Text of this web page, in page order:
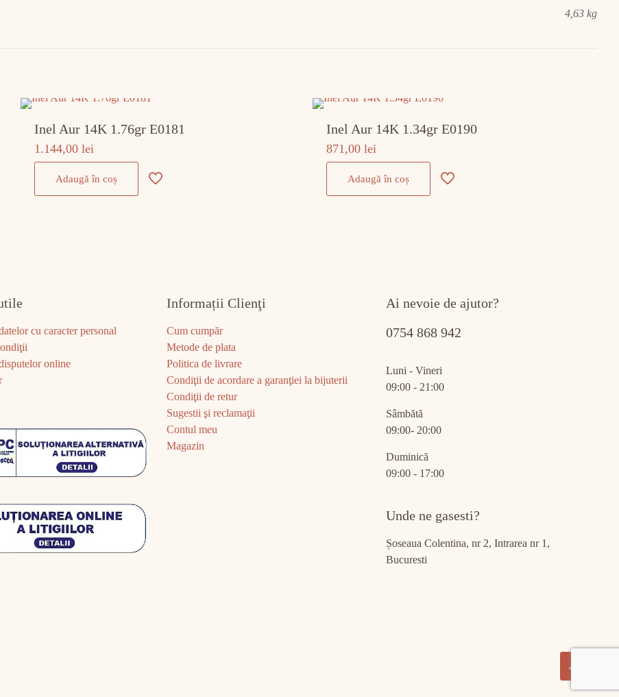
4,63 kg
Inel Aur 14K 1.76gr E0181
1.144,00lei
Adaugă în coș
Inel Aur 14K 1.34gr E0190
871,00lei
Adaugă în coș
cu caracter personal
online
Informații Clienţi
Cum cumpăr
Metode de plata
Politica de livrare
Condiţii de acordare a garanţiei la bijuterii
Condiţii de retur
Sugestii şi reclamaţii
Contul meu
Magazin
Ai nevoie de ajutor?
0754 868 942
Luni - Vineri
09:00 - 21:00
Sâmbătă
09:00- 20:00
Duminică
09:00 - 17:00
Unde ne gasesti?
Șoseaua Colentina, nr 2, Intrarea nr 1,
Bucuresti